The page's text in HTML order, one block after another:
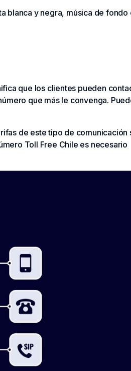
blanca y negra, música de fondo
que los clientes pueden
que más le convenga.
de este tipo de comunicación
Toll Free Chile es necesario